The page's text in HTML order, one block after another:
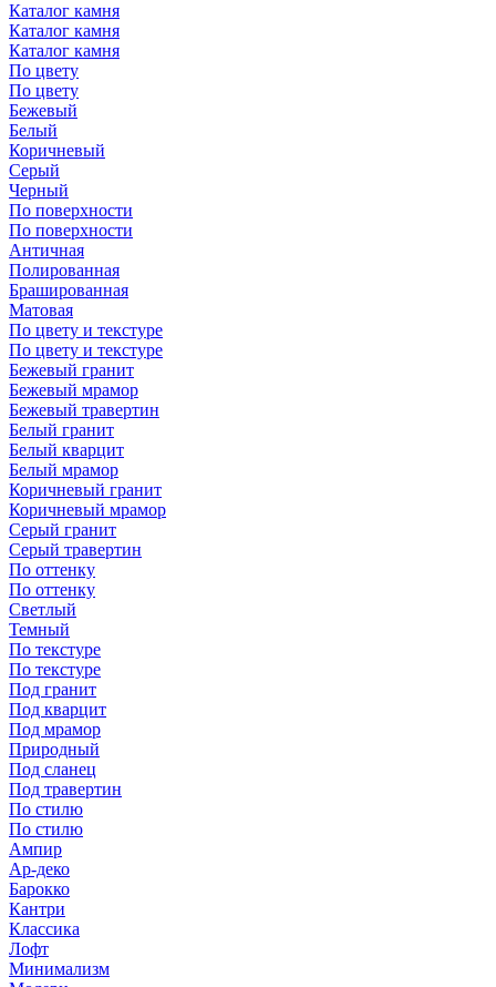
Каталог камня
Каталог камня
Каталог камня
По цвету
По цвету
Бежевый
Белый
Коричневый
Серый
Черный
По поверхности
По поверхности
Античная
Полированная
Брашированная
Матовая
По цвету и текстуре
По цвету и текстуре
Бежевый гранит
Бежевый мрамор
Бежевый травертин
Белый гранит
Белый кварцит
Белый мрамор
Коричневый гранит
Коричневый мрамор
Серый гранит
Серый травертин
По оттенку
По оттенку
Светлый
Темный
По текстуре
По текстуре
Под гранит
Под кварцит
Под мрамор
Природный
Под сланец
Под травертин
По стилю
По стилю
Ампир
Ар-деко
Барокко
Кантри
Классика
Лофт
Минимализм